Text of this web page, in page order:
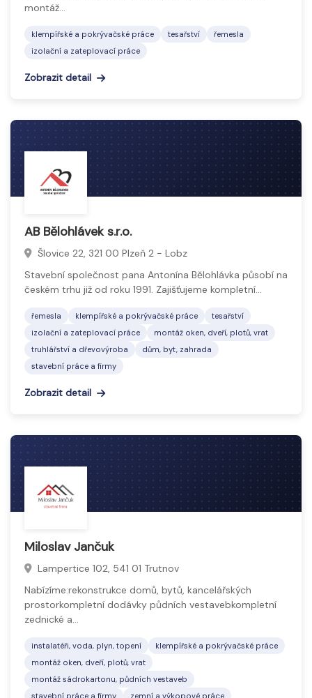
montáž…
klempířské a pokrývačské práce tesařství
řemesla
izolační a zateplovací práce
Zobrazit detail
AB Bělohlávek s.r.o.
Šlovice 22, 321 00 Plzeň 2 - Lobz
Stavební společnost pana Antonína Bělohlávka působí na
českém trhu již od roku 1991. Zajišťujeme kompletní…
řemesla klempířské a pokrývačské práce
tesařství
izolační a zateplovací práce
montáž oken, dveří, plotů, vrat
truhlářství a dřevovýroba
dům, byt, zahrada
stavební práce a firmy
Zobrazit detail
Miloslav Jančuk
Lampertice 102, 541 01 Trutnov
Nabízíme:rekonstrukce domů, bytů, kancelářských
prostorkompletní dodávky půdních vestavebkompletní
zednické a…
instalatéři, voda, plyn, topení
klempířské a pokrývačské práce
montáž oken, dveří, plotů, vrat
montáž sádrokartonu, půdních vestaveb
stavební práce a firmy
zemní a výkopové práce